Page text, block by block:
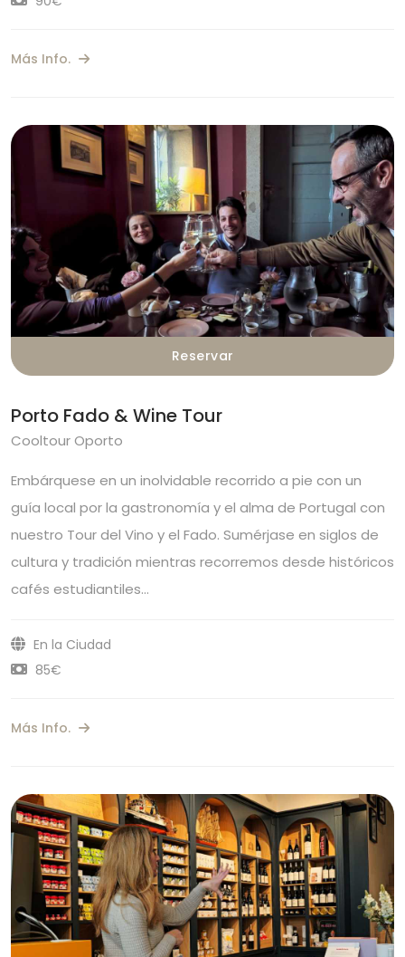
Más Info.
Reservar
Porto Fado & Wine Tour
Cooltour Oporto
Embárquese en un inolvidable recorrido a pie con un
guía local por la gastronomía y el alma de Portugal con
nuestro Tour del Vino y el Fado. Sumérjase en siglos de
cultura y tradición mientras recorremos desde históricos
cafés estudiantiles…
En la Ciudad
85€
Más Info.